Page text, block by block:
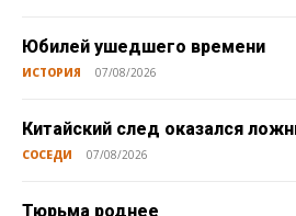
Юбилей ушедшего времени
ИСТОРИЯ 07/08/2026
Китайский след оказался
СОСЕДИ 07/08/2026
Тюрьма роднее